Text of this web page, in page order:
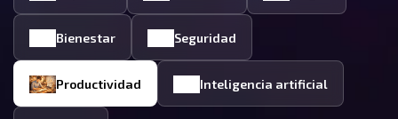
Bienestar Seguridad
Productividad Inteligencia artificial